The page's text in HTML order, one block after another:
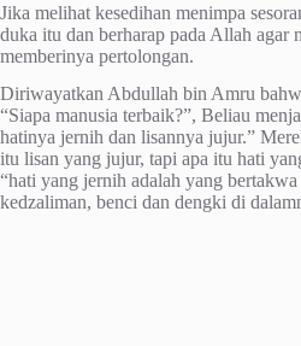
Jika melihat kesedihan menimpa
duka itu dan berharap pada Allah agar
memberinya pertolongan.
Diriwayatkan Abdullah bin Amru
“Siapa manusia terbaik?”, Beliau
hatinya jernih dan lisannya jujur.”
itu lisan yang jujur, tapi apa itu hati
“hati yang jernih adalah yang
kedzaliman, benci dan dengki di